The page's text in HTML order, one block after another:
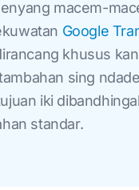
macem-
Google
khusus
sing
iki
standar.